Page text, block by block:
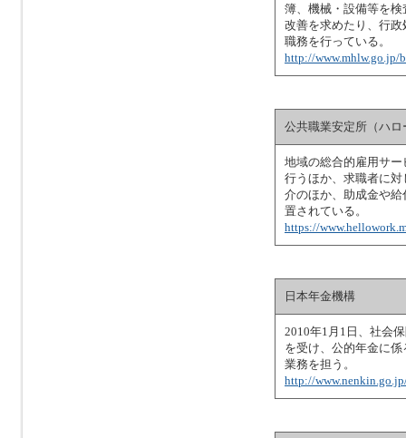
簿、機械・設備等を
改善を求めたり、行
職務を行っている。
http://
公共職業安定所（ハロ
地域の総合的雇用サ
行うほか、求職者に
介のほか、助成金や
置されている。
https://
日本年金機構
2010年1月1日、社会
を受け、公的年金に
業務を担う。
http://